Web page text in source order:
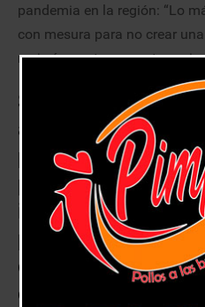
pandemia en la región: “Lo
con mesura para no crear
mejoría y entregar certeza
Senador Lagos
autoridad sanitaria
pronóstico de la
pandemia en la
importante es
para no crear una
de mejoría y
científica”